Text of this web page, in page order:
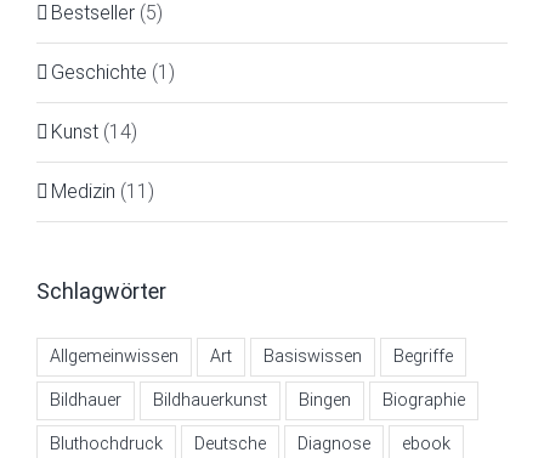
Bestseller (5)
Geschichte (1)
Kunst (14)
Medizin (11)
Schlagwörter
Allgemeinwissen Art Basiswissen Begriffe
Bildhauer Bildhauerkunst Bingen Biographie
Bluthochdruck Deutsche Diagnose ebook